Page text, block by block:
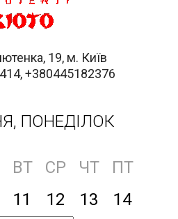
19, м. Київ
+380445182376
ПОНЕДІЛОК
ВТ СР ЧТ
ПТ
11 12 13 14